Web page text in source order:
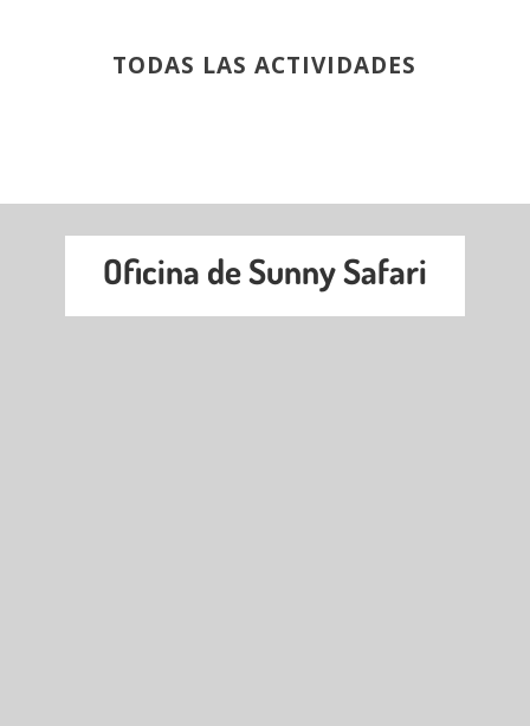
TODAS LAS ACTIVIDADES
Oficina de Sunny Safari